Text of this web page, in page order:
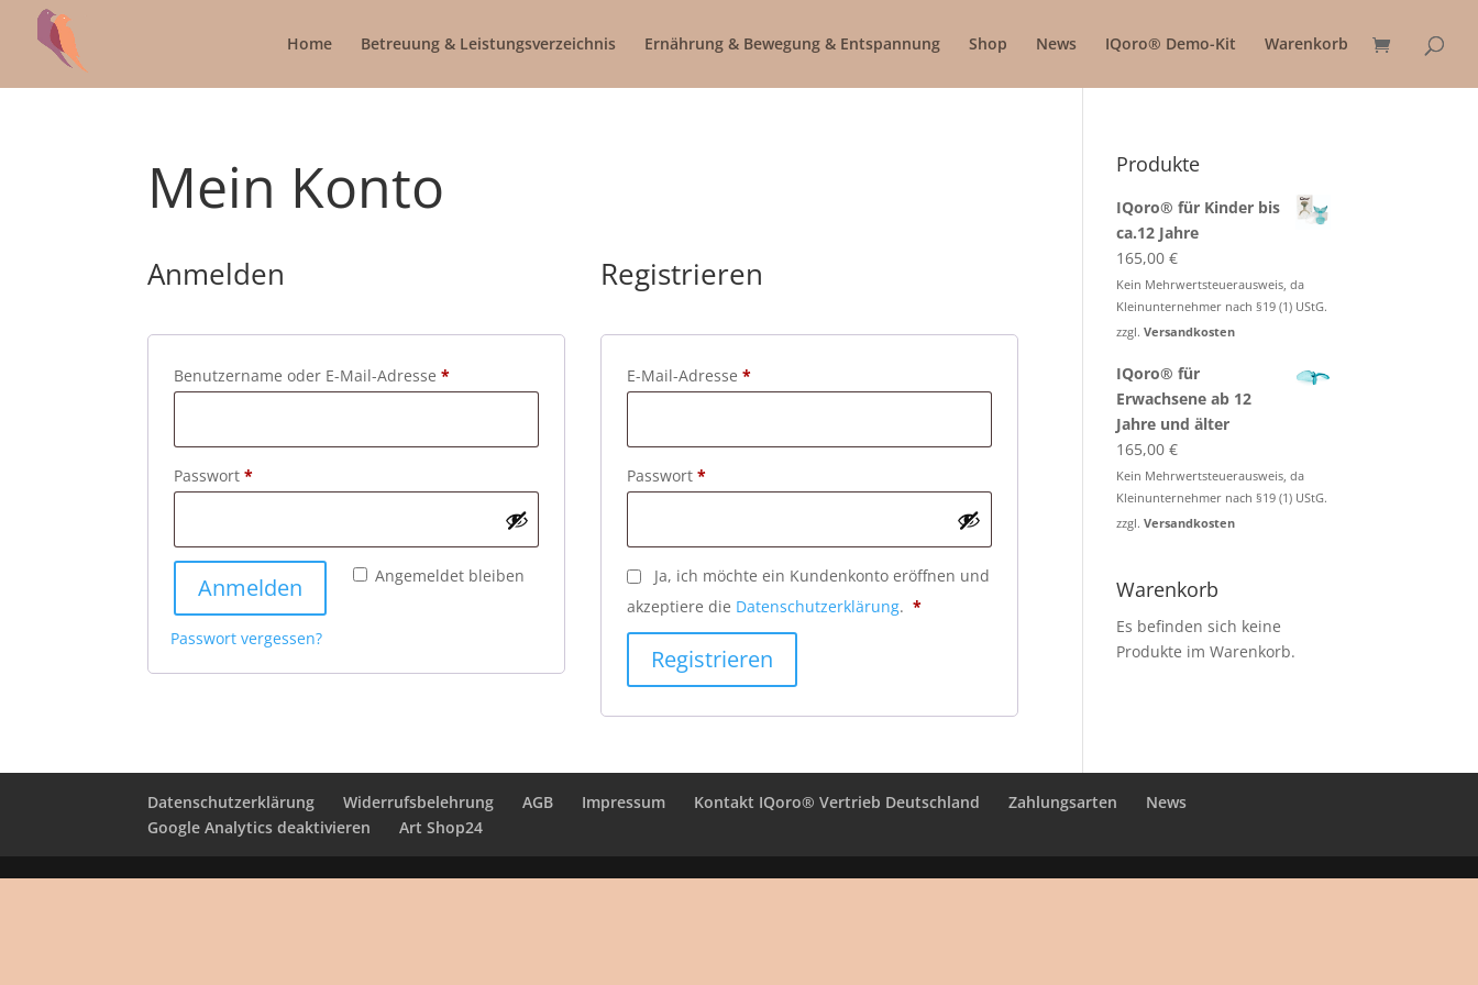
Home Betreuung & Leistungsverzeichnis Ernährung & Bewegung & Entspannung Shop News IQoro® Demo-Kit Warenkorb
Mein Konto
Anmelden
Benutzername oder E-Mail-Adresse*Erforderlich
Passwort*Erforderlich
Angemeldet bleiben
Anmelden
Passwort vergessen?
Registrieren
E-Mail-Adresse*Erforderlich
Passwort*Erforderlich
Ja, ich möchte ein Kundenkonto eröffnen und
akzeptiere die Datenschutzerklärung. *
Registrieren
Produkte
IQoro® für Kinder bis
ca.12 Jahre
165,00€
Kein Mehrwertsteuerausweis, da
Kleinunternehmer nach §19 (1) UStG.
zzgl.Versandkosten
IQoro® für
Erwachsene ab 12
Jahre und älter
165,00€
Kein Mehrwertsteuerausweis, da
Kleinunternehmer nach §19 (1) UStG.
zzgl.Versandkosten
Warenkorb
Es befinden sich keine
Produkte im Warenkorb.
Datenschutzerklärung Widerrufsbelehrung AGB Impressum Kontakt IQoro® Vertrieb Deutschland Zahlungsarten
News
Google Analytics deaktivieren
Art Shop24